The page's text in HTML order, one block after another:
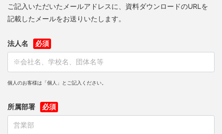
ご記入いただいたメールアドレスに、資料ダウンロードのURLを
記載したメールをお送りいたします。
法人名
個人のお客様は「個人」とご記入ください。
所属部署